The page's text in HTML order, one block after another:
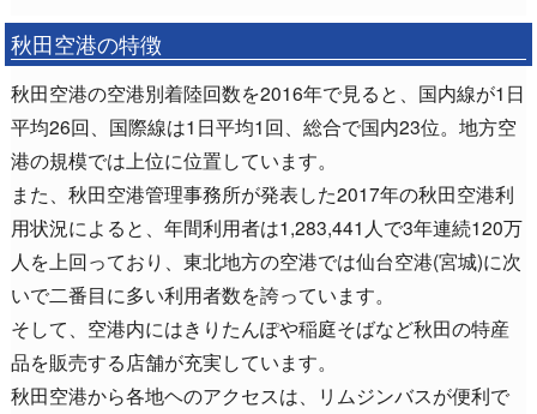
秋田空港の特徴
秋田空港の空港別着陸回数を2016年で見ると、国内線が1日
平均26回、国際線は1日平均1回、総合で国内23位。地方空
港の規模では上位に位置しています。
また、秋田空港管理事務所が発表した2017年の秋田空港利
用状況によると、年間利用者は1,283,441人で3年連続120万
人を上回っており、東北地方の空港では仙台空港(宮城)に次
いで二番目に多い利用者数を誇っています。
そして、空港内にはきりたんぽや稲庭そばなど秋田の特産
品を販売する店舗が充実しています。
秋田空港から各地ヘのアクセスは、リムジンバスが便利で